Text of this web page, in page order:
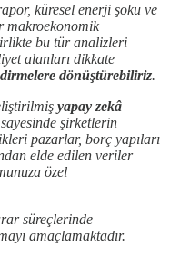
küresel enerji şoku ve
makroekonomik
bu tür analizleri
alanları dikkate
dönüştürebiliriz.
yapay zekâ
sayesinde şirketlerin
pazarlar, borç yapıları
elde edilen veriler
özel
süreçlerinde
amaçlamaktadır.